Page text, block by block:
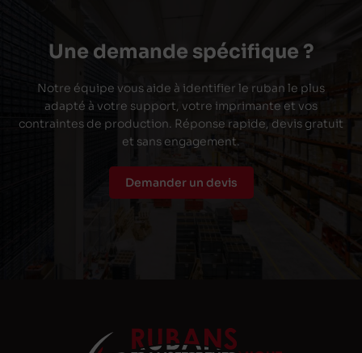
Une demande spécifique ?
Notre équipe vous aide à identifier le ruban le plus
adapté à votre support, votre imprimante et vos
contraintes de production. Réponse rapide, devis gratuit
et sans engagement.
Demander un devis